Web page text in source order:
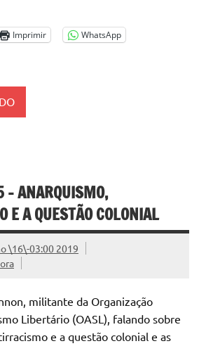
Imprimir
WhatsApp
– ANARQUISMO,
E A QUESTÃO COLONIAL
\16\-03:00 2019
militante da Organização
Libertário (OASL), falando sobre
e a questão colonial e as